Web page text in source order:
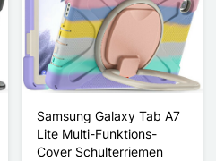
Samsung Galaxy Tab A7
Lite Multi-Funktions-
Cover Schulterriemen